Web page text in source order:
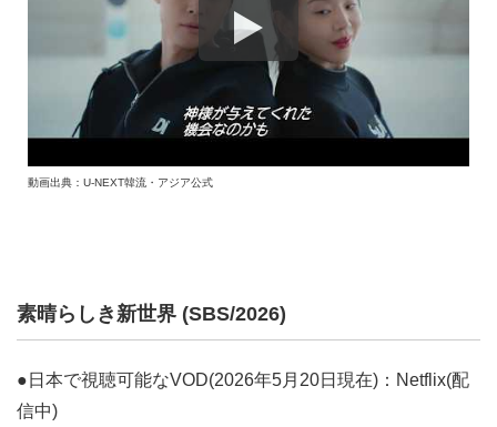
動画出典：U-NEXT韓流・アジア公式
素晴らしき新世界 (SBS/2026)
●日本で視聴可能なVOD(2026年5月20日現在)：Netflix(配
信中)